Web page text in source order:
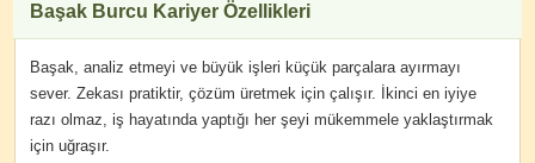
Başak Burcu Kariyer Özellikleri
Başak, analiz etmeyi ve büyük işleri küçük parçalara ayırmayı
sever. Zekası pratiktir, çözüm üretmek için çalışır. İkinci en iyiye
razı olmaz, iş hayatında yaptığı her şeyi mükemmele yaklaştırmak
için uğraşır.